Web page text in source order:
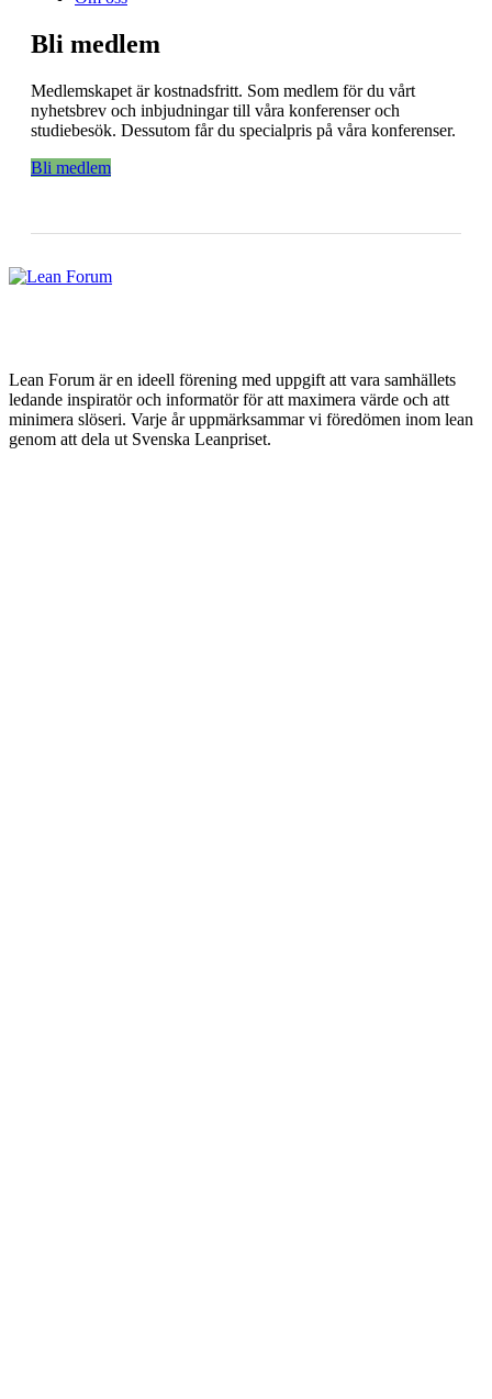
Bli medlem
Medlemskapet är kostnadsfritt. Som medlem för du vårt
nyhetsbrev och inbjudningar till våra konferenser och
studiebesök. Dessutom får du specialpris på våra konferenser.
Bli medlem
Lean Forum är en ideell förening med uppgift att vara samhällets
ledande inspiratör och informatör för att maximera värde och att
minimera slöseri. Varje år uppmärksammar vi föredömen inom lean
genom att dela ut Svenska Leanpriset.